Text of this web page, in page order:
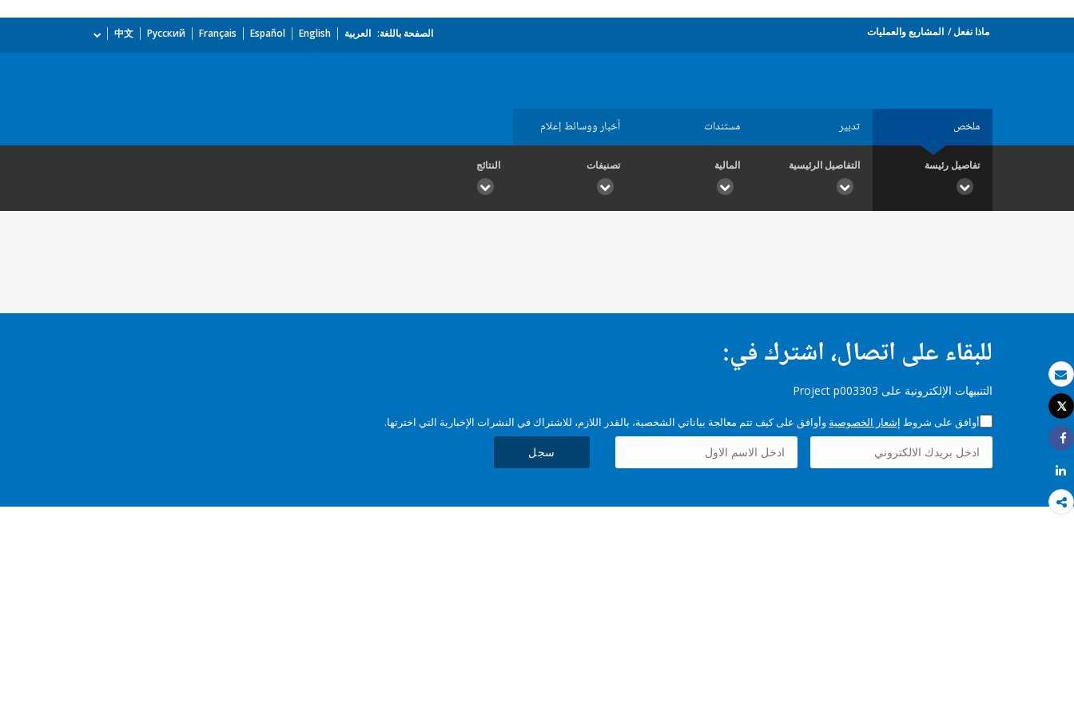
بريد الكتروني
طباعة
Tweet
Share
Share
ماذا نفعل المشاريع والعمليات الصفحة باللغة: العربية English
Español
Français
Русский
中文
ملخص تدبير مستندات أخبار ووسائط إعلام
تفاصيل رئيسة التفاصيل الرئيسية المالية تصنيفات النتائج
للبقاء على اتصال، اشترك في:
التنبيهات الإلكترونية على Project p003303
أوافق على شروط إشعار الخصوصية وأوافق على كيف تتم معالجة بياناتي الشخصية، بالقدر اللازم، للاشتراك في النشرات الإخبارية التي اخترتها.
سجل